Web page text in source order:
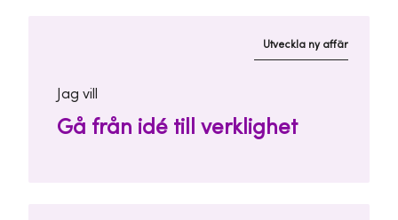
Utveckla ny affär
Jag vill
Gå från idé till verklighet